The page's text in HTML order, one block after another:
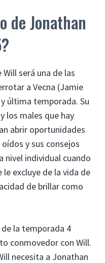
de Jonathan
será una de las
a Vecna ​​(Jamie
última temporada. Su
los males que hay
abrir oportunidades
y sus consejos
nivel individual cuando
le excluye de la vida de
de brillar como
la temporada 4
conmovedor con Will.
necesita a Jonathan